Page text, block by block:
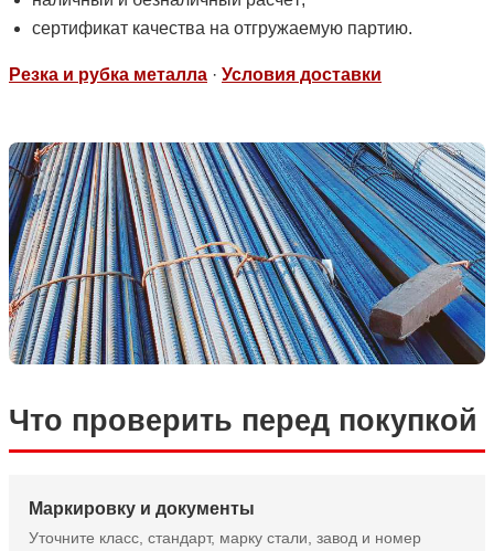
сертификат качества на отгружаемую партию.
Резка и рубка металла · Условия доставки
Что проверить перед покупкой
Маркировку и документы
Уточните класс, стандарт, марку стали, завод и номер